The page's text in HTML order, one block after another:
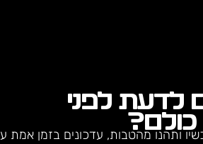
לדעת לפני
כולם?
ותהנו מהטבות, עדכונים בזמן אמת